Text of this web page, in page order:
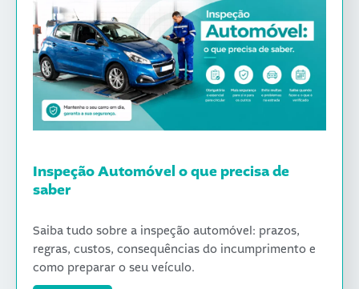
Inspeção Automóvel o que precisa de
saber
Saiba tudo sobre a inspeção automóvel: prazos,
regras, custos, consequências do incumprimento e
como preparar o seu veículo.